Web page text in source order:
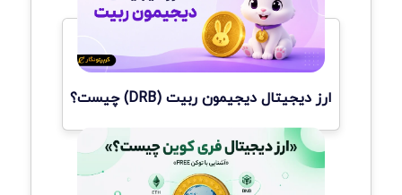
ارز دیجیتال دیجیمون ربیت (DRB) چیست؟